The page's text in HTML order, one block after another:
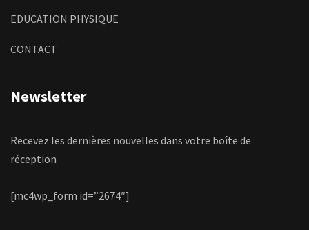
EDUCATION PHYSIQUE
CONTACT
Newsletter
Recevez les dernières nouvelles dans votre boîte de
réception
[mc4wp_form id=”2674″]